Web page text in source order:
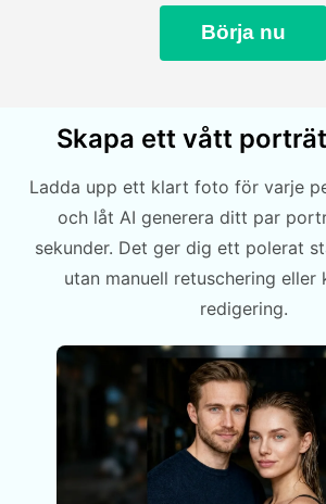
Börja nu
Skapa ett vått
Ladda upp ett klart foto för varje
och låt AI generera ditt par
sekunder. Det ger dig ett polerat
utan manuell retuschering eller
redigering.